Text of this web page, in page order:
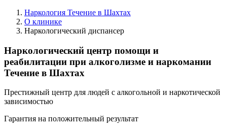
Наркология Течение в Шахтах
О клинике
Наркологический диспансер
Наркологический центр помощи и
реабилитации при алкоголизме и наркомании
Течение в Шахтах
Престижный центр для людей с алкогольной и наркотической
зависимостью
Гарантия на положительный результат